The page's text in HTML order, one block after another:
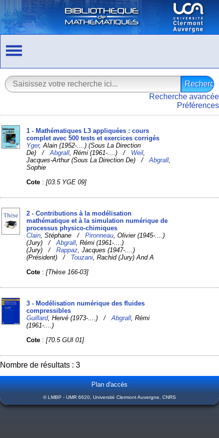
Recherche avancée
Préférences
1 - Mathématiques L3 appliquées : cours
complet avec 500 tests et exercices corrigés
Yger, Alain (1952-....) (Sous La Direction
De) /Abgrall , Rémi (1961-....) / Weil
Jacques-Arthur (Sous La Direction De) /Abgrall
Sophie
Cote :[03.5 YGE 09]
2 - Contributions à la modélisation
mathématique et à la simulation numérique de
processus physico-chimiques
Clain , Stéphane /Pironneau , Olivier (1945-....)
(Jury) /Abgrall , Rémi (1961-....)
(Jury) /Rappaz , Jacques (1947-....)
(Président) / Touzani , Rachid (Jury) And A
Cote :[Thèse 166-03]
3 - Modélisation numérique des fluides
compressibles
Guillard, Hervé (1973-....) /Abgrall , Rémi
(1961-....)
Cote :[70.5 GUI 01]
Nombre de résultats : 3
Plan d'accès
© LMBP - UMR 6620, Université Clermont Auvergne, CNRS